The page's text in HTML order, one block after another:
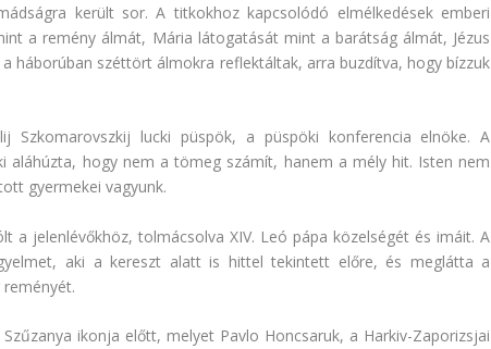
került sor. A titkokhoz kapcsolódó elmélkedések emberi
a remény álmát, Mária látogatását mint a barátság álmát, Jézus
háborúban széttört álmokra reflektáltak, arra buzdítva, hogy bízzuk
lucki püspök, a püspöki konferencia elnöke. A
aláhúzta, hogy nem a tömeg számít, hanem a mély hit. Isten nem
gyermekei vagyunk.
a jelenlévőkhöz, tolmácsolva XIV. Leó pápa közelségét és imáit. A
aki a kereszt alatt is hittel tekintett előre, és meglátta a
ikonja előtt, melyet Pavlo Honcsaruk, a Harkiv-Zaporizsjai